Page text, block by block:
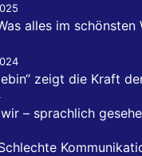
alles im schönsten
zeigt die Kraft
– sprachlich